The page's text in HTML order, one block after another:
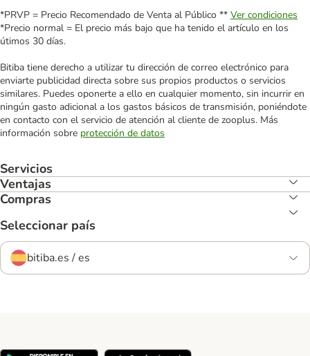
*PRVP = Precio Recomendado de Venta al Público ** Ver condiciones
*Precio normal = El precio más bajo que ha tenido el artículo en los
útimos 30 días.
Bitiba tiene derecho a utilizar tu dirección de correo electrónico para
enviarte publicidad directa sobre sus propios productos o servicios
similares. Puedes oponerte a ello en cualquier momento, sin incurrir en
ningún gasto adicional a los gastos básicos de transmisión, poniéndote
en contacto con el servicio de atención al cliente de zooplus. Más
información sobre protección de datos
Servicios
Ventajas
Compras
Seleccionar país
bitiba.es / es